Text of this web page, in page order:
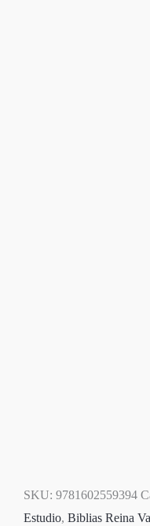
SKU: 9781602559394
Estudio, Biblias Reina